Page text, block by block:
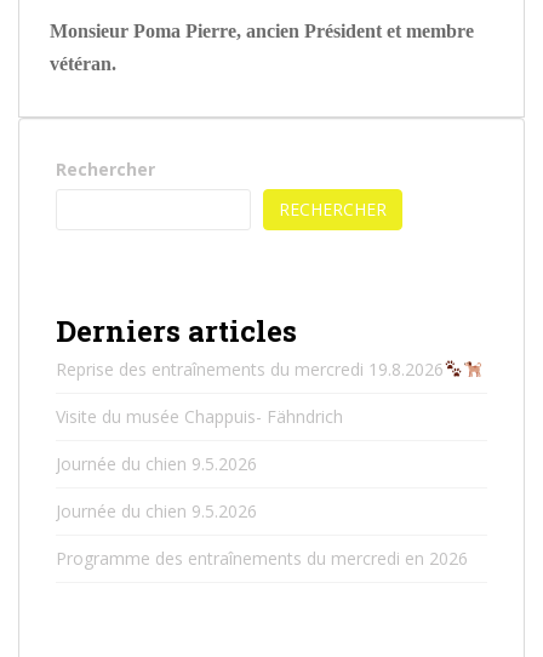
Monsieur Poma Pierre, ancien Président et membre
vétéran.
Rechercher
RECHERCHER
Derniers articles
Reprise des entraînements du mercredi 19.8.2026
Visite du musée Chappuis- Fähndrich
Journée du chien 9.5.2026
Journée du chien 9.5.2026
Programme des entraînements du mercredi en 2026